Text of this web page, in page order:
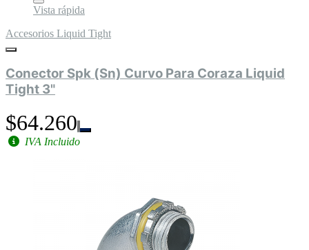
Vista rápida
Accesorios Liquid Tight
Conector Spk (Sn) Curvo Para Coraza Liquid
Tight 3"
$64.260
IVA Incluido